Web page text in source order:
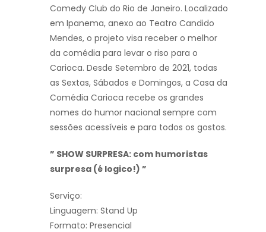
Comedy Club do Rio de Janeiro. Localizado
em Ipanema, anexo ao Teatro Candido
Mendes, o projeto visa receber o melhor
da comédia para levar o riso para o
Carioca. Desde Setembro de 2021, todas
as Sextas, Sábados e Domingos, a Casa da
Comédia Carioca recebe os grandes
nomes do humor nacional sempre com
sessões acessíveis e para todos os gostos.
” SHOW SURPRESA: com humoristas
surpresa (é logico!) ”
Serviço:
Linguagem: Stand Up
Formato: Presencial